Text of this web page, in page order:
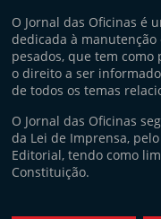
O Jornal das Oficinas é
dedicada à
pesados, que tem
o direito a ser
de todos os temas
O Jornal das Oficinas
da Lei de Imprensa,
Editorial, tendo como
Constituição.